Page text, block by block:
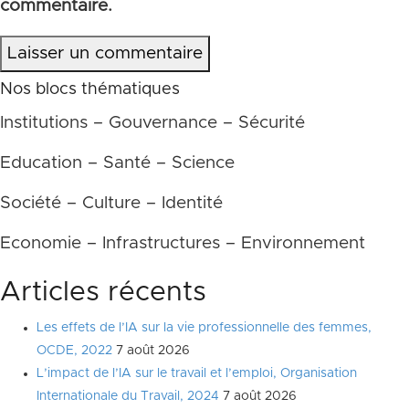
commentaire.
Laisser un commentaire
Nos blocs thématiques
Institutions – Gouvernance – Sécurité
Education – Santé – Science
Société – Culture – Identité
Economie – Infrastructures – Environnement
Articles récents
Les effets de l’IA sur la vie professionnelle des femmes,
OCDE, 2022 7 août 2026
L’impact de l’IA sur le travail et l’emploi, Organisation
Internationale du Travail, 2024 7 août 2026